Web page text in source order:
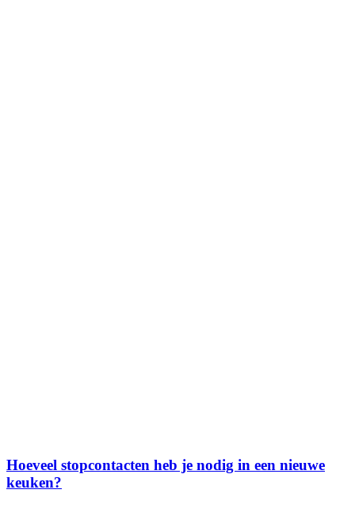
Hoeveel stopcontacten heb je nodig in een nieuwe
keuken?